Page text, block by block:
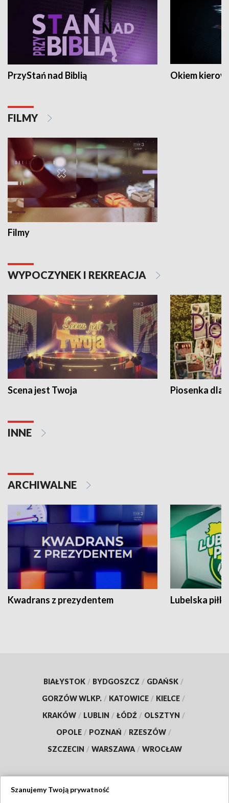
PrzyStań nad Biblią Okiem
FILMY
Filmy
WYPOCZYNEK I REKREACJA
Scena jest Twoja Piosenka dla
INNE
ARCHIWALNE
Kwadrans z prezydentem Lubelska piłka
BIAŁYSTOK / BYDGOSZCZ / GDAŃSK /
GORZÓW WLKP. / KATOWICE / KIELCE /
KRAKÓW / LUBLIN / ŁÓDŹ / OLSZTYN /
OPOLE / POZNAŃ / RZESZÓW /
SZCZECIN / WARSZAWA / WROCŁAW
Szanujemy Twoją prywatność